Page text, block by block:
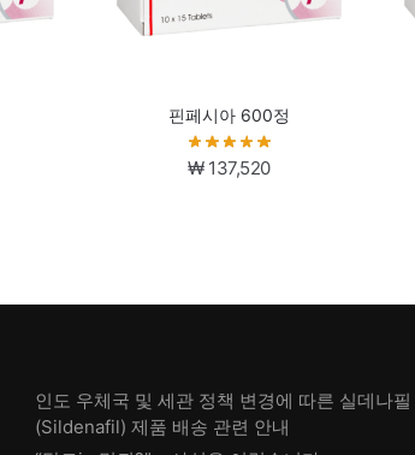
핀페시아 600정
₩137,520
인도 우체국 및 세관 정책 변경에 따른 실데나필
(Sildenafil) 제품 배송 관련 안내